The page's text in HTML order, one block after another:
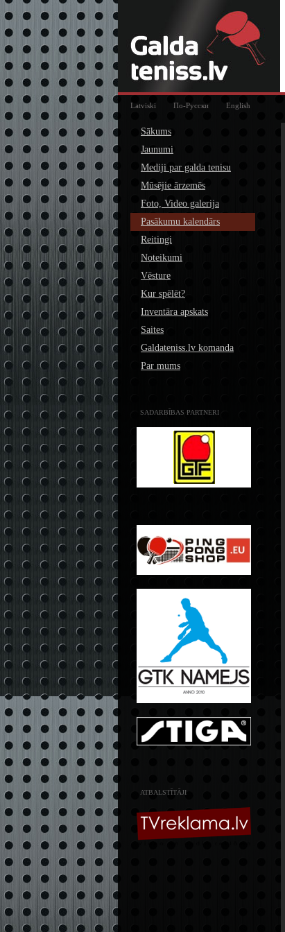
Latviski По-Русски English
Sākums
Jaunumi
Mediji par galda tenisu
Mūsējie ārzemēs
Foto, Video galerija
Pasākumu kalendārs
Reitingi
Noteikumi
Vēsture
Kur spēlēt?
Inventāra apskats
Saites
Galdateniss.lv komanda
Par mums
SADARBĪBAS PARTNERI
ATBALSTĪTĀJI